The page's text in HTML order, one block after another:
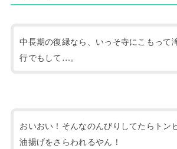
中長期の復縁なら、いっそ寺にこもって
行でもして…。
おいおい！そんなのんびりしてたらトン
油揚げをさらわれるやん！